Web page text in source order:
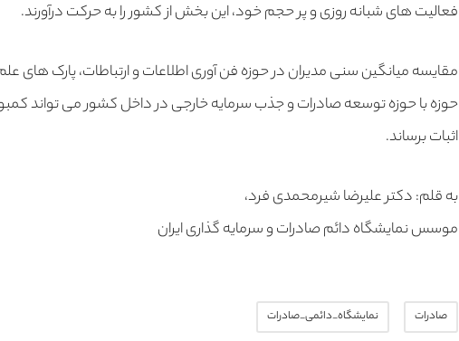
فعالیت های شبانه روزی و پر حجم خود، این بخش از کشور را به حرکت درآورند.
مقایسه میانگین سنی مدیران در حوزه فن آوری اطلاعات و ارتباطات، پارک های
حوزه با حوزه توسعه صادرات و جذب سرمایه خارجی در داخل کشور می تواند
اثبات برساند.
به قلم: دکتر علیرضا شیرمحمدی فرد،
موسس نمایشگاه دائم صادرات و سرمایه گذاری ایران
صادرات نمایشگاه_دائمی_صادرات